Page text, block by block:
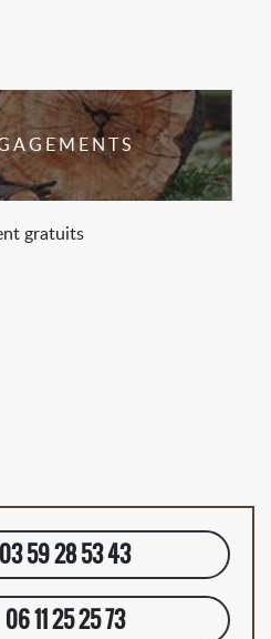
gratuits
03 59 28 53 43
06 11 25 25 73